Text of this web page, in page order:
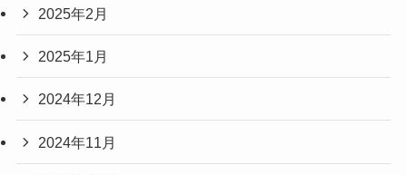
2025年2月
2025年1月
2024年12月
2024年11月